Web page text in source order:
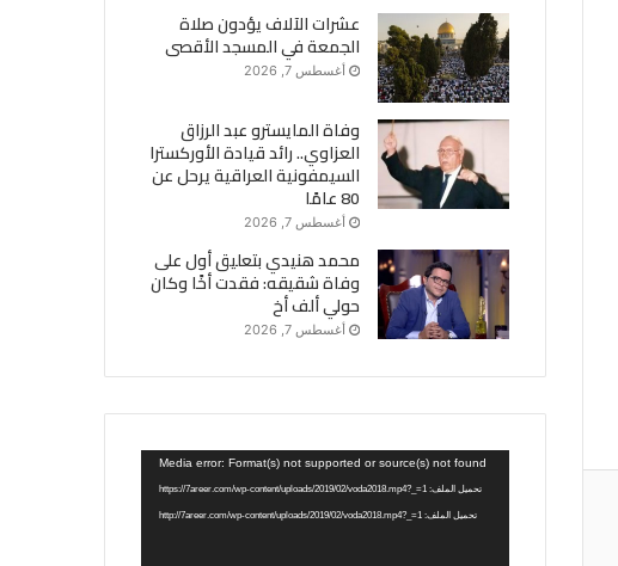
عشرات الآلاف يؤدون صلاة
الجمعة في المسجد الأقصى
أغسطس 7, 2026
وفاة المايسترو عبد الرزاق
العزاوي.. رائد قيادة الأوركسترا
السيمفونية العراقية يرحل عن
80 عامًا
أغسطس 7, 2026
محمد هنيدي بتعليق أول على
وفاة شقيقه: فقدت أخًا وكان
حولي ألف أخ
أغسطس 7, 2026
مشغل
الفيديو
Media error: Format(s) not supported or source(s) not found
تحميل الملف: https://7areer.com/wp-content/uploads/2019/02/voda2018.mp4?_=1
تحميل الملف: http://7areer.com/wp-content/uploads/2019/02/voda2018.mp4?_=1